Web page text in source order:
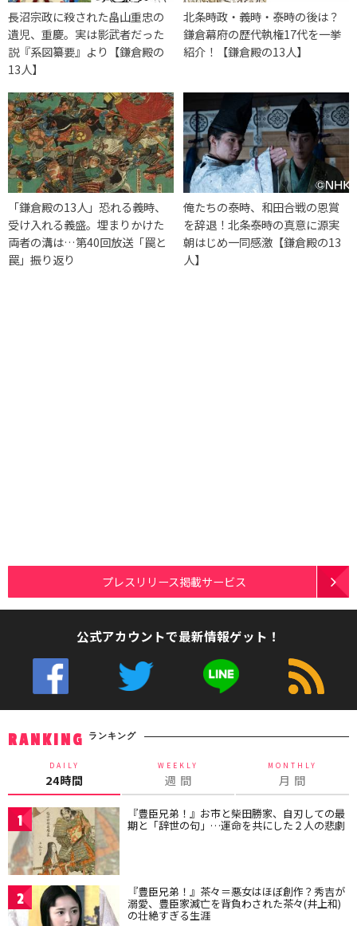
長沼宗政に殺された畠山重忠の
遺児、重慶。実は影武者だった
説『系図纂要』より【鎌倉殿の
13人】
北条時政・義時・泰時の後は？
鎌倉幕府の歴代執権17代を一挙
紹介！【鎌倉殿の13人】
「鎌倉殿の13人」恐れる義時、
受け入れる義盛。埋まりかけた
両者の溝は…第40回放送「罠と
罠」振り返り
俺たちの泰時、和田合戦の恩賞
を辞退！北条泰時の真意に源実
朝はじめ一同感激【鎌倉殿の13
人】
プレスリリース掲載サービス
公式アカウントで最新情報ゲット！
RANKING ランキング
DAILY
24時間
WEEKLY
週 間
MONTHLY
月 間
1 『豊臣兄弟！』お市と柴田勝家、自刃しての最
期と「辞世の句」…運命を共にした２人の悲劇
2 『豊臣兄弟！』茶々＝悪女はほぼ創作？秀吉が
溺愛、豊臣家滅亡を背負わされた茶々(井上和)
の壮絶すぎる生涯